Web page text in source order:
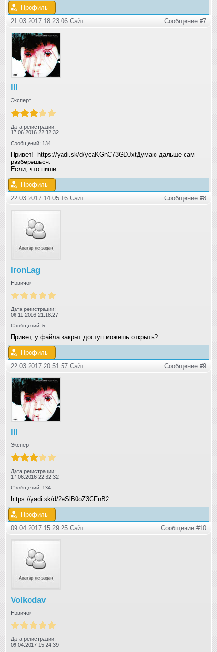
Профиль
21.03.2017 18:23:06 Сайт
Сообщение #7
lll
Эксперт
Дата регистрации:
17.06.2016 22:32:32
Сообщений: 134
Привет! https://yadi.sk/d/ycaKGnC73GDJxt Думаю дальше сам
разберешься.
Если, что пиши.
Профиль
22.03.2017 14:05:16 Сайт
Сообщение #8
IronLag
Новичок
Дата регистрации:
06.11.2016 21:18:27
Сообщений: 5
Привет, у файла закрыт доступ можешь открыть?
Профиль
22.03.2017 20:51:57 Сайт
Сообщение #9
lll
Эксперт
Дата регистрации:
17.06.2016 22:32:32
Сообщений: 134
https://yadi.sk/d/2eSlB0oZ3GFnB2
Профиль
09.04.2017 15:29:25 Сайт
Сообщение #10
Volkodav
Новичок
Дата регистрации:
09.04.2017 15:24:39